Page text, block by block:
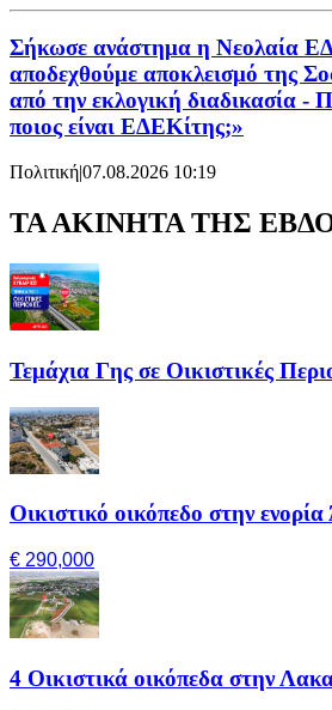
Σήκωσε ανάστημα η Νεολαία
αποδεχθούμε αποκλεισμό της
από την εκλογική διαδικασία -
ποιος είναι ΕΔΕΚίτης;»
Πολιτική|07.08.2026 10:19
ΤΑ ΑΚΙΝΗΤΑ ΤΗΣ
Τεμάχια Γης σε Οικιστικές
Οικιστικό οικόπεδο στην
€ 290,000
4 Οικιστικά οικόπεδα στην